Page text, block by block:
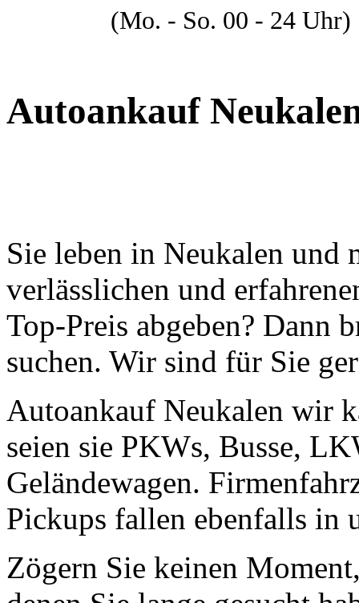
(Mo. - So. 00 - 24 Uhr)
Autoankauf
Sie leben in Neukalen und
verlässlichen und
Top-Preis abgeben? Dann
suchen. Wir sind für Sie
Autoankauf Neukalen wir
seien sie PKWs, Busse,
Geländewagen.
Pickups fallen ebenfalls in
Zögern Sie keinen